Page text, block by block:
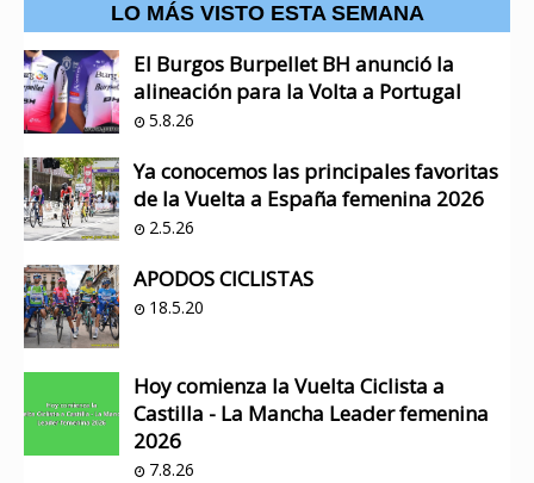
LO MÁS VISTO ESTA SEMANA
El Burgos Burpellet BH anunció la
alineación para la Volta a Portugal
5.8.26
Ya conocemos las principales favoritas
de la Vuelta a España femenina 2026
2.5.26
APODOS CICLISTAS
18.5.20
Hoy comienza la Vuelta Ciclista a
Castilla - La Mancha Leader femenina
2026
7.8.26